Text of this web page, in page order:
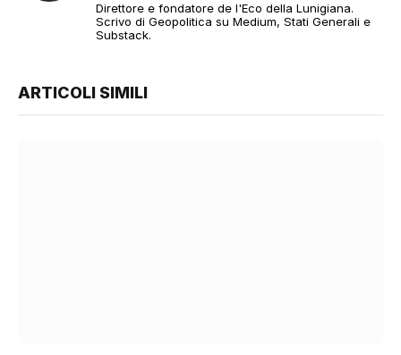
Direttore e fondatore de l'Eco della Lunigiana.
Scrivo di Geopolitica su Medium, Stati Generali e
Substack.
ARTICOLI SIMILI